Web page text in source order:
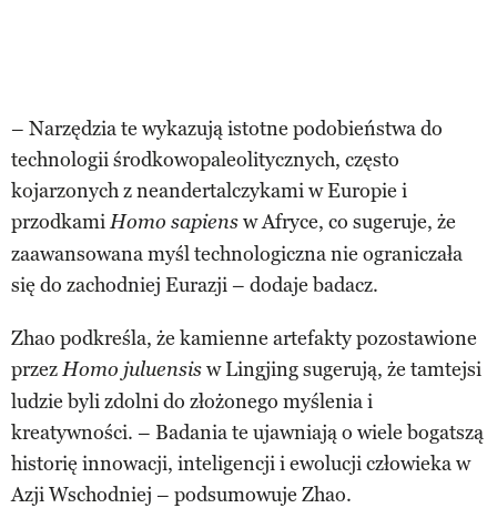
– Narzędzia te wykazują istotne podobieństwa do
technologii środkowopaleolitycznych, często
kojarzonych z neandertalczykami w Europie i
przodkamiHomo sapiensw Afryce, co sugeruje, że
zaawansowana myśl technologiczna nie ograniczała
się do zachodniej Eurazji – dodaje badacz.
Zhao podkreśla, że kamienne artefakty pozostawione
przezHomo juluensisw Lingjing sugerują, że tamtejsi
ludzie byli zdolni do złożonego myślenia i
kreatywności. – Badania te ujawniają o wiele bogatszą
historię innowacji, inteligencji i ewolucji człowieka w
Azji Wschodniej – podsumowuje Zhao.